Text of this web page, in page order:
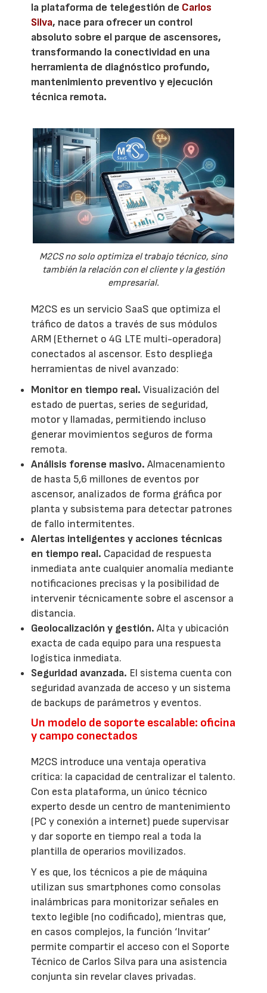
la plataforma de telegestión de Carlos
Silva, nace para ofrecer un control
absoluto sobre el parque de ascensores,
transformando la conectividad en una
herramienta de diagnóstico profundo,
mantenimiento preventivo y ejecución
técnica remota.
M2CS no solo optimiza el trabajo técnico, sino
también la relación con el cliente y la gestión
empresarial.
M2CS es un servicio SaaS que optimiza el
tráfico de datos a través de sus módulos
ARM (Ethernet o 4G LTE multi-operadora)
conectados al ascensor. Esto despliega
herramientas de nivel avanzado:
Monitor en tiempo real.Visualización del
estado de puertas, series de seguridad,
motor y llamadas, permitiendo incluso
generar movimientos seguros de forma
remota.
Análisis forense masivo. Almacenamiento
de hasta 5,6 millones de eventos por
ascensor, analizados de forma gráfica por
planta y subsistema para detectar patrones
de fallo intermitentes.
Alertas inteligentes y acciones técnicas
en tiempo real. Capacidad de respuesta
inmediata ante cualquier anomalía mediante
notificaciones precisas y la posibilidad de
intervenir técnicamente sobre el ascensor a
distancia.
Geolocalización y gestión.Alta y ubicación
exacta de cada equipo para una respuesta
logística inmediata.
Seguridad avanzada. El sistema cuenta con
seguridad avanzada de acceso y un sistema
de backups de parámetros y eventos.
Un modelo de soporte escalable: oficina
y campo conectados
M2CS introduce una ventaja operativa
crítica: la capacidad de centralizar el talento.
Con esta plataforma, un único técnico
experto desde un centro de mantenimiento
(PC y conexión a internet) puede supervisar
y dar soporte en tiempo real a toda la
plantilla de operarios movilizados.
Y es que, los técnicos a pie de máquina
utilizan sus smartphones como consolas
inalámbricas para monitorizar señales en
texto legible (no codificado), mientras que,
en casos complejos, la función ‘Invitar’
permite compartir el acceso con el Soporte
Técnico de Carlos Silva para una asistencia
conjunta sin revelar claves privadas.